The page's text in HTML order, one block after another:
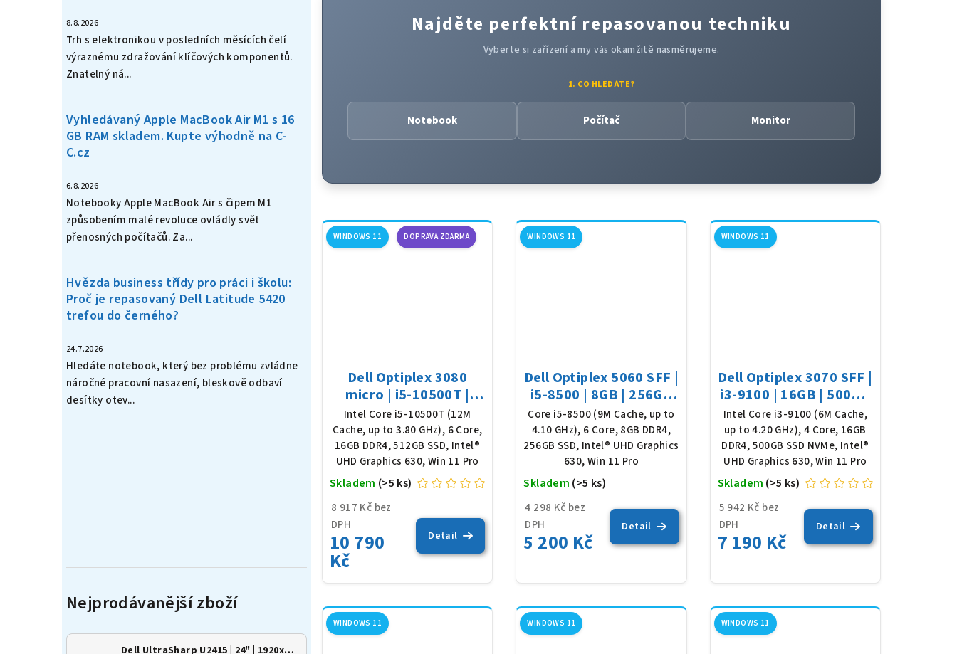
8.8.2026
Trh s elektronikou v posledních měsících čelí
výraznému zdražování klíčových komponentů.
Znatelný ná...
Vyhledávaný Apple MacBook Air M1 s 16
GB RAM skladem. Kupte výhodně na C-
C.cz
6.8.2026
Notebooky Apple MacBook Air s čipem M1
způsobením malé revoluce ovládly svět
přenosných počítačů. Za...
Hvězda business třídy pro práci i školu:
Proč je repasovaný Dell Latitude 5420
trefou do černého?
24.7.2026
Hledáte notebook, který bez problému zvládne
náročné pracovní nasazení, bleskově odbaví
desítky otev...
Dell UltraSharp U2415 | 24" | 1920x1200 | 16:10 | IPS
hvězdiček.
Najděte perfektní repasovanou techniku
Vyberte si zařízení a my vás okamžitě nasměrujeme.
1. CO HLEDÁTE?
Notebook Počítač Monitor
WINDOWS 11 DOPRAVA ZDARMA
Dell Optiplex 3080
micro | i5-10500T |
16GB | 512GB SSD | Win
11
Intel Core i5-10500T (12M
Cache, up to 3.80 GHz), 6 Core,
16GB DDR4, 512GB SSD, Intel®
UHD Graphics 630, Win 11 Pro
8 917 Kč bez
DPH
10 790
Kč
Skladem (>5 ks)
Detail
WINDOWS 11
Dell Optiplex 5060 SFF |
i5-8500 | 8GB | 256GB
SSD | Win 11
Core i5-8500 (9M Cache, up to
4.10 GHz), 6 Core, 8GB DDR4,
256GB SSD, Intel® UHD Graphics
630, Win 11 Pro
4 298 Kč bez
DPH
5 200 Kč
Skladem (>5 ks)
Průměrné
hodnocení
produktu
je
hvězdiček.
Detail
WINDOWS 11
Dell Optiplex 3070 SFF |
i3-9100 | 16GB | 500GB
SSD | Win 11
Intel Core i3-9100 (6M Cache,
up to 4.20 GHz), 4 Core, 16GB
DDR4, 500GB SSD NVMe, Intel®
UHD Graphics 630, Win 11 Pro
5 942 Kč bez
DPH
7 190 Kč
Skladem (>5 ks)
Detail
WINDOWS 11 WINDOWS 11 WINDOWS 11